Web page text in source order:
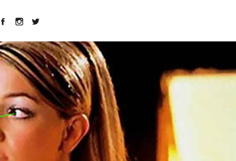
d43051023/htdocs/wordpress/wp-